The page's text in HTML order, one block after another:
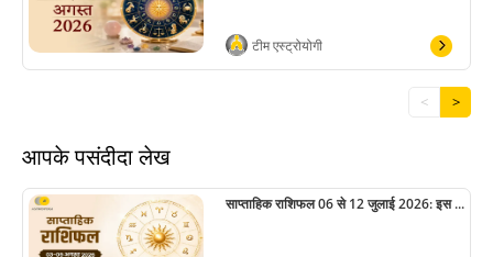
टीम एस्ट्रोयोगी
< >
आपके पसंदीदा लेख
साप्ताहिक राशिफल 06 से 12 जुलाई 2026: इस ...